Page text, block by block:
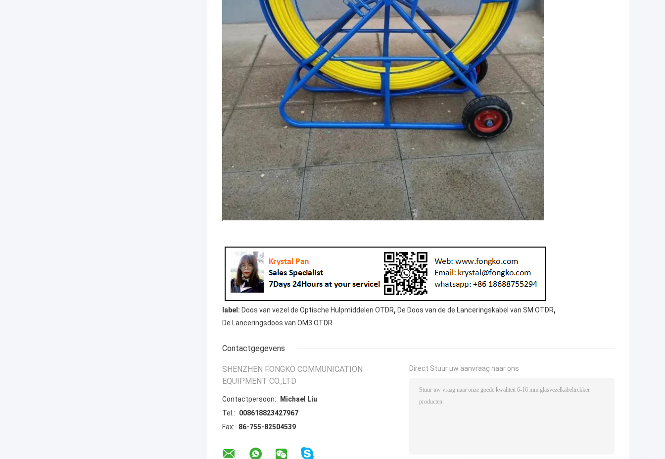
label: Doos van vezel de Optische Hulpmiddelen OTDR, De Doos van de de Lanceringskabel van SM OTDR,
De Lanceringsdoos van OM3 OTDR
Contactgegevens
SHENZHEN FONGKO COMMUNICATION
EQUIPMENT CO.,LTD
Contactpersoon:
Michael Liu
Tel.:
008618823427967
Fax:
86-755-82504539
Direct Stuur uw aanvraag naar ons